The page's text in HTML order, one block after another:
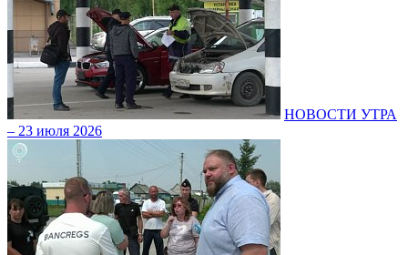
НОВОСТИ УТРА
– 23 июля 2026